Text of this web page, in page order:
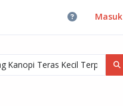
Masuk